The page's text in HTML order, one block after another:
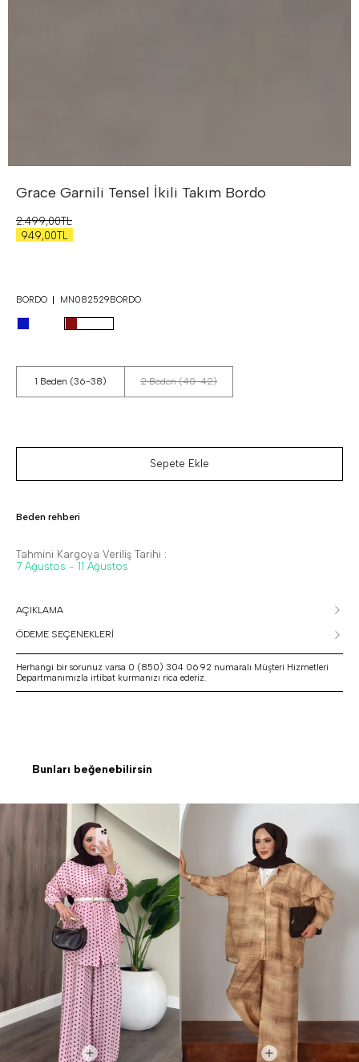
Grace Garnili Tensel İkili Takım Bordo
2.499,00TL
949,00TL
BORDO MN082529BORDO
1 Beden (36-38) 2 Beden (40-42)
Sepete Ekle
Beden rehberi
Tahmini Kargoya Veriliş Tarihi :
7 Ağustos - 11 Ağustos
AÇIKLAMA
ÖDEME SEÇENEKLERİ
Herhangi bir sorunuz varsa 0 (850) 304 06 92 numaralı Müşteri Hizmetleri
Departmanımızla irtibat kurmanızı rica ederiz.
Bunları beğenebilirsin